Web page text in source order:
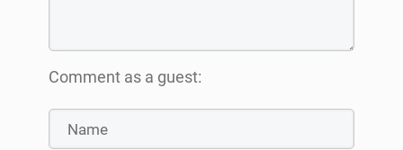
Comment as a guest: